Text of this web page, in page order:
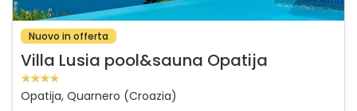
Nuovo in offerta
Villa Lusia pool&sauna Opatija
Opatija, Quarnero (Croazia)